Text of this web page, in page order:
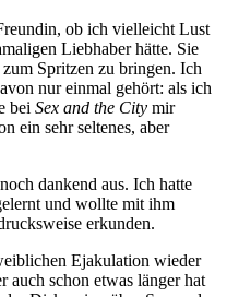
ob ich vielleicht Lust
Liebhaber hätte. Sie
Spritzen zu bringen. Ich
nur einmal gehört: als ich
bei Sex and the City mir
ein sehr seltenes, aber
dankend aus. Ich hatte
und wollte mit ihm
erkunden.
Ejakulation wieder
auch schon etwas länger hat